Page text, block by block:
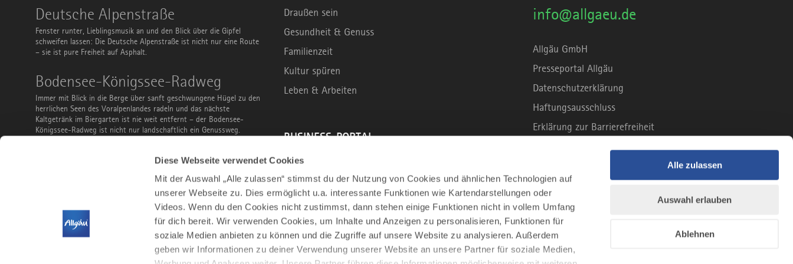
Diese Webseite verwendet Cookies
Mit der Auswahl „Alle zulassen“ stimmst du der Nutzung von Cookies und ähnlichen Technologien auf
unserer Webseite zu. Dies ermöglicht u.a. interessante Funktionen wie Kartendarstellungen oder
Videos. Wenn du den Cookies nicht zustimmst, dann stehen einige Funktionen nicht in vollem Umfang
für dich bereit. Wir verwenden Cookies, um Inhalte und Anzeigen zu personalisieren, Funktionen für
soziale Medien anbieten zu können und die Zugriffe auf unsere Website zu analysieren. Außerdem
geben wir Informationen zu deiner Verwendung unserer Website an unsere Partner für soziale Medien,
Alle zulassen
Auswahl erlauben
Ablehnen
Deutsche Alpenstraße
Fenster runter, Lieblingsmusik an und den Blick über die Gipfel
schweifen lassen: Die Deutsche Alpenstraße ist nicht nur eine Route
– sie ist pure Freiheit auf Asphalt.
Deutsche
Alpenstraße
Bodensee-Königssee-Radweg
Immer mit Blick in die Berge über sanft geschwungene Hügel zu den
herrlichen Seen des Voralpenlandes radeln und das nächste
Kaltgetränk im Biergarten ist nie weit entfernt – der Bodensee-
Königssee-Radweg ist nicht nur landschaftlich ein Genussweg.
Bodensee-
Königssee-
Radweg
Ausflüge mit Bus und Bahn
Du musst keinen Parkplatz suchen, kannst vor der Abreise sorglos
noch ein Bier bestellen und ist teilweise sogar gratis: Nutze Bus
und Bahn, um das Allgäu zu entdecken. Ob Familienausflug,
Stadtbesuch, Wanderung, Radtour oder Wintersport – hier findest
du ein paar Vorschläge.
Draußen sein
Gesundheit & Genuss
Familienzeit
Kultur spüren
Leben & Arbeiten
BUSINESS-PORTAL
Wirtschaftsstandort
Tourismus im Allgäu
Business Service: Angebote für die Region
Innovation und Gründung
info@allgaeu.de
Allgäu GmbH
Presseportal Allgäu
Datenschutzerklärung
Haftungsausschluss
Erklärung zur Barrierefreiheit